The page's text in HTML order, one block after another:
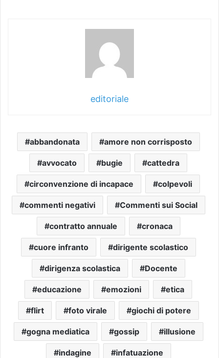
editoriale
abbandonata amore non corrisposto
avvocato bugie cattedra
circonvenzione di incapace colpevoli
commenti negativi Commenti sui Social
contratto annuale cronaca
cuore infranto dirigente scolastico
dirigenza scolastica Docente
educazione emozioni etica
flirt foto virale giochi di potere
gogna mediatica gossip illusione
indagine infatuazione